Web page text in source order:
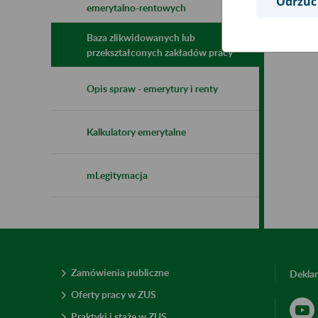
emerytalno-rentowych
Baza zlikwidowanych lub
przekształconych zakładów pracy
Opis spraw - emerytury i renty
Kalkulatory emerytalne
mLegitymacja
Zamówienia publiczne
Oferty pracy w ZUS